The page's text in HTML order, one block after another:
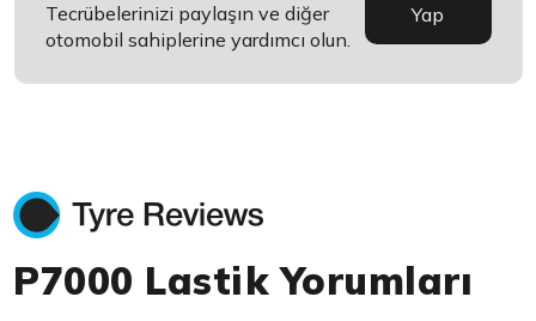
Tecrübelerinizi paylaşın ve diğer
otomobil sahiplerine yardımcı olun.
Yap
P7000 Lastik Yorumları